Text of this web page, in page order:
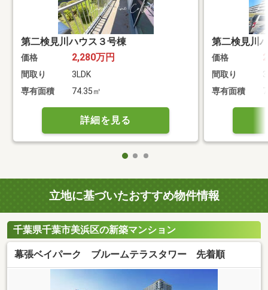
第二検見川ハウス３号棟
価格 2,280万円
間取り
3LDK
専有面積
74.35㎡
詳細を見る
第二検見川
価格
間取り
専有面積
立地に基づいたおすすめ物件情報
千葉県千葉市美浜区の新築マンション
幕張ベイパーク ブルームテラスタワー 先着順